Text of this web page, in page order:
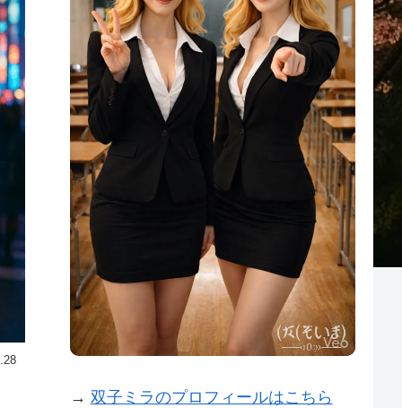
→ 双子ミラのプロフィールはこちら